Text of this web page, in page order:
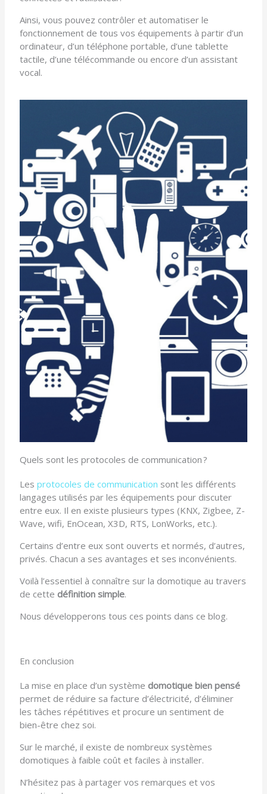
Ainsi, vous pouvez contrôler et automatiser le
fonctionnement de tous vos équipements à partir d’un
ordinateur, d’un téléphone portable, d’une tablette
tactile, d’une télécommande ou encore d’un assistant
vocal.
Quels sont les protocoles de communication ?
Lesprotocoles de communication sont les différents
langages utilisés par les équipements pour discuter
entre eux. Il en existe plusieurs types (KNX, Zigbee, Z-
Wave, wifi, EnOcean, X3D, RTS, LonWorks, etc.).
Certains d’entre eux sont ouverts et normés, d’autres,
privés. Chacun a ses avantages et ses inconvénients.
Voilà l’essentiel à connaître sur la domotique au travers
de cettedéfinition simple.
Nous développerons tous ces points dans ce blog.
En conclusion
La mise en place d’un systèmedomotique bien pensé
permet de réduire sa facture d’électricité, d’éliminer
les tâches répétitives et procure un sentiment de
bien-être chez soi.
Sur le marché, il existe de nombreux systèmes
domotiques à faible coût et faciles à installer.
N’hésitez pas à partager vos remarques et vos